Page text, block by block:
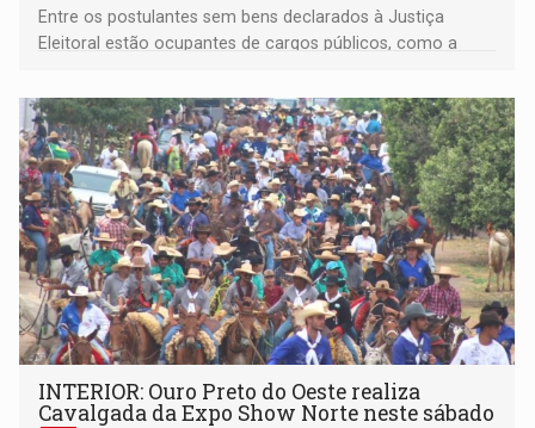
Entre os postulantes sem bens declarados à Justiça
Eleitoral estão ocupantes de cargos públicos, como a
Pedro Geovar (PP) e a vice-prefeita Magna dos Anjos
(NOVO)
INTERIOR: Ouro Preto do Oeste realiza
Cavalgada da Expo Show Norte neste sábado